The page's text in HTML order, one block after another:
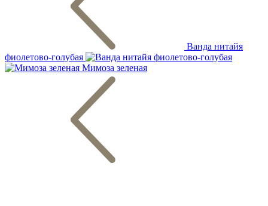
Ванда нитайя
фиолетово-голубая
Мимоза зеленая